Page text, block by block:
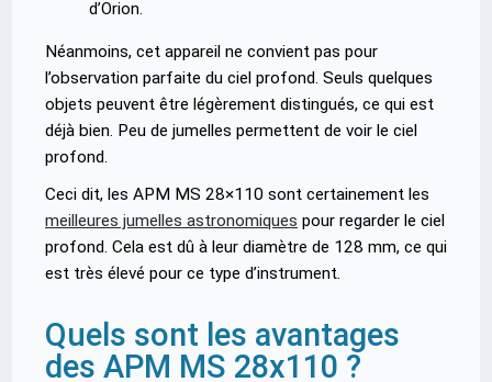
d’Orion.
Néanmoins, cet appareil ne convient pas pour
l’observation parfaite du ciel profond. Seuls quelques
objets peuvent être légèrement distingués, ce qui est
déjà bien. Peu de jumelles permettent de voir le ciel
profond.
Ceci dit, les APM MS 28×110 sont certainement les
meilleures jumelles astronomiques pour regarder le ciel
profond. Cela est dû à leur diamètre de 128 mm, ce qui
est très élevé pour ce type d’instrument.
Quels sont les avantages
des APM MS 28x110 ?